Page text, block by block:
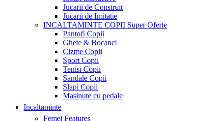
Jucarii de Construit
Jucarii de Imitatie
INCALTAMINTE COPII Super Oferte
Pantofi Copii
Ghete & Bocanci
Cizme Copii
Sport Copii
Tenisi Copii
Sandale Copii
Slapi Copii
Masinute cu pedale
Incaltaminte
Femei Features